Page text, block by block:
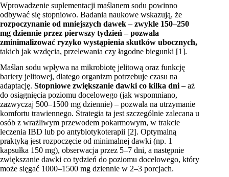
Wprowadzenie suplementacji maślanem sodu powinno
odbywać się stopniowo. Badania naukowe wskazują, że
rozpoczynanie od mniejszych dawek – zwykle 150–250
mg dziennie przez pierwszy tydzień – pozwala
zminimalizować ryzyko wystąpienia skutków ubocznych,
takich jak wzdęcia, przelewania czy łagodne biegunki [1].
Maślan sodu wpływa na mikrobiotę jelitową oraz funkcję
bariery jelitowej, dlatego organizm potrzebuje czasu na
adaptację. Stopniowe zwiększanie dawki co kilka dni –aż
do osiągnięcia poziomu docelowego (jak wspomniano,
zazwyczaj 500–1500 mg dziennie) – pozwala na utrzymanie
komfortu trawiennego. Strategia ta jest szczególnie zalecana u
osób z wrażliwym przewodem pokarmowym, w trakcie
leczenia IBD lub po antybiotykoterapii [2]. Optymalną
praktyką jest rozpoczęcie od minimalnej dawki (np. 1
kapsułka 150 mg), obserwacja przez 5–7 dni, a następnie
zwiększanie dawki co tydzień do poziomu docelowego, który
może sięgać 1000–1500 mg dziennie w 2–3 porcjach.